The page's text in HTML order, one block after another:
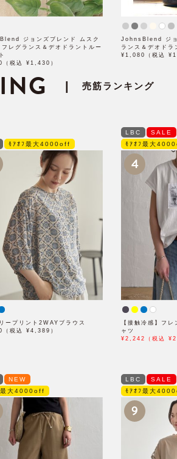
ジョンズブレンド ムスク
フレグランス＆デオドラントルー
税込 ¥1,430）
JohnsBlend ジ
ランス＆デオドラ
¥1,080（税込
売筋ランキング
ﾓｱｵﾌ最大4000off
ープリント2WAYブラウス
税込 ¥4,389）
LBC
SALE
ﾓｱｵﾌ最大
4
【接触冷感】フ
ャツ
¥2,242（税込
NEW
大4000off
LBC
SALE
ﾓｱｵﾌ最大
9